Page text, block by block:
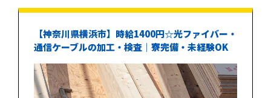
【神奈川県横浜市】時給1400円☆光ファイバー・
通信ケーブルの加工・検査｜寮完備・未経験OK